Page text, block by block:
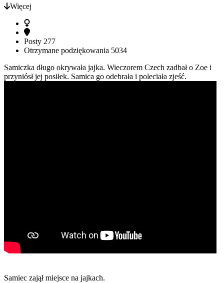
Więcej
Posty 277
Otrzymane podziękowania 5034
Samiczka długo okrywała jajka. Wieczorem Czech zadbał o Zoe i
przyniósł jej posiłek. Samica go odebrała i poleciała zjeść.
Samiec zajął miejsce na jajkach.